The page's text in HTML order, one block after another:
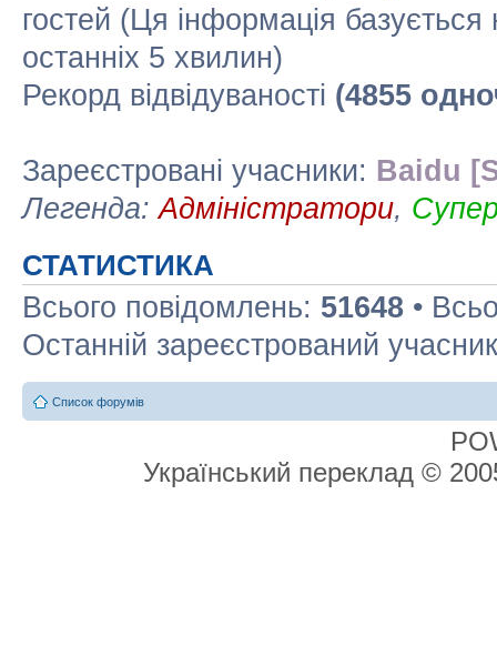
гостей (Ця інформація базується
останніх 5 хвилин)
Рекорд відвідуваності (4855
Зареєстровані учасники: Baidu
Легенда:Адміністратори,
СТАТИСТИКА
Всього повідомлень: 51648 •
Останній зареєстрований
Список форумів
Український переклад ©